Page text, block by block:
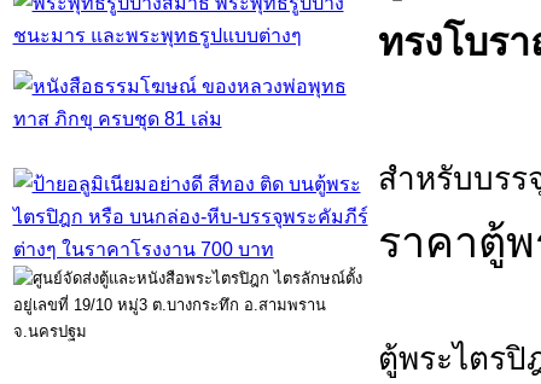
ทรงโบร
สำหรับบรร
ราคาตู้
ตู้พระไตรปิ